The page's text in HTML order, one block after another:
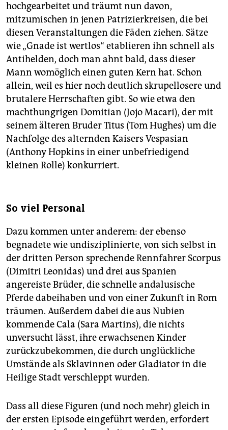
hochgearbeitet und träumt nun davon,
mitzumischen in jenen Patrizierkreisen, die bei
diesen Veranstaltungen die Fäden ziehen. Sätze
wie „Gnade ist wertlos“ etablieren ihn schnell als
Anti­helden, doch man ahnt bald, dass dieser
Mann womöglich einen guten Kern hat. Schon
allein, weil es hier noch deutlich skrupellosere und
brutalere Herrschaften gibt. So wie etwa den
machthungrigen Domitian (Jojo Macari), der mit
seinem älteren Bruder Titus (Tom Hughes) um die
Nachfolge des alternden Kaisers Vespasian
(Anthony Hopkins in einer unbefriedigend
kleinen Rolle) konkurriert.
So viel Personal
Dazu kommen unter anderem: der ebenso
begnadete wie undisziplinierte, von sich selbst in
der dritten Person sprechende Rennfahrer Scorpus
(Dimitri Leonidas) und drei aus Spanien
angereiste Brüder, die schnelle andalusische
Pferde dabeihaben und von einer Zukunft in Rom
träumen. Außerdem dabei die aus Nubien
kommende Cala (Sara Martins), die nichts
unversucht lässt, ihre erwachsenen Kinder
zurückzubekommen, die durch unglückliche
Umstände als Sklavinnen oder Gladiator in die
Heilige Stadt verschleppt wurden.
Dass all diese Figuren (und noch mehr) gleich in
der ersten Episode eingeführt werden, erfordert